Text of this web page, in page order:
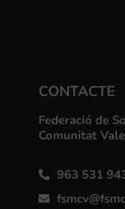
CONTACTE
Federació de
Comunitat
963 531